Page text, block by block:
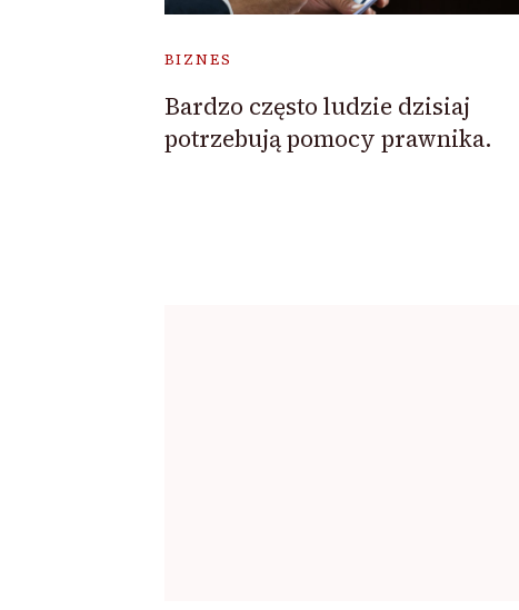
BIZNES
Bardzo często ludzie dzisiaj
potrzebują pomocy prawnika.